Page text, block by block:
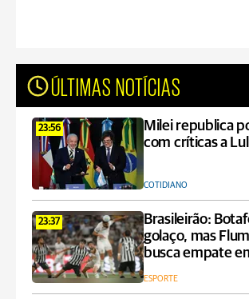
ÚLTIMAS NOTÍCIAS
23:56
Milei republica
com críticas a
COTIDIANO
23:37
Brasileirão:
golaço, mas
busca empate
ESPORTE